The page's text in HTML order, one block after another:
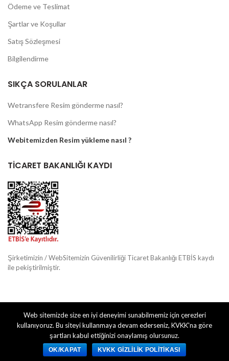
Ödeme ve Teslimat
Şartlar ve Koşullar
Satış Sözleşmesi
Bilgilendirme
SIKÇA SORULANLAR
Wetransfere Resim gönderme nasıl?
WhatsApp Resim gönderme nasıl?
Webitemizden Resim yükleme nasıl ?
TİCARET BAKANLIĞI KAYDI
Şirketimizin / WebSitemizin Güvenilirliği Ticaret Bakanlığı ETBİS kaydı
ile pekiştirilmiştir.
FOTOSENDEN 2020 CREATED BYEGE TASARIM MERKEZİ. PREMIUM E-
COMMERCE SOLUTIONS.
Web sitemizde size en iyi deneyimi sunabilmemiz için çerezleri
kullanıyoruz. Bu siteyi kullanmaya devam ederseniz, KVKK'na göre
şartları kabul ettiğinizi onaylamış olursunuz.
OK/KAPAT KVKK GIZLILIK POLITIKASI